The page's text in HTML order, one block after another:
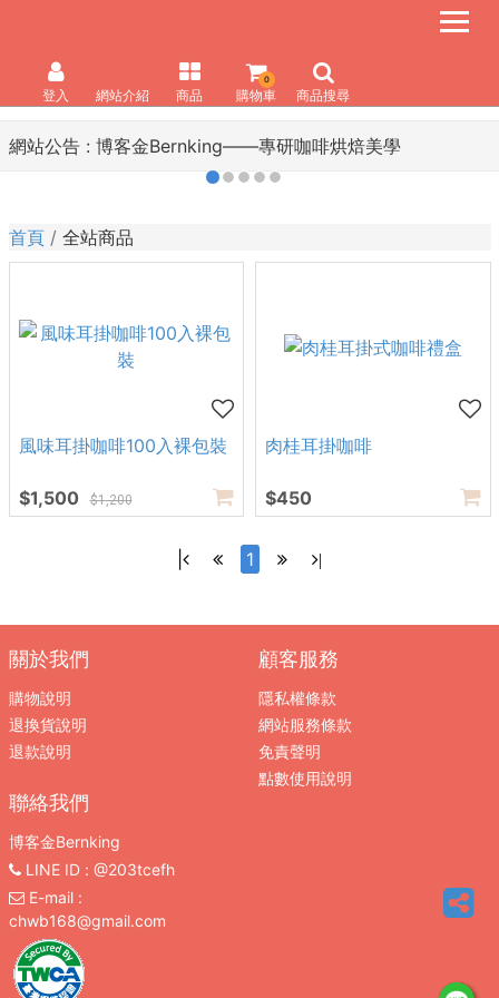
網站公告 : 博客金Bernking――專研咖啡烘焙美學
登入 網站介紹 商品 購物車
0
商品搜尋
首頁 全站商品
風味耳掛咖啡100入裸包裝
$1,500 $1,200
肉桂耳掛咖啡
$450
1 |
關於我們
購物說明
退換貨說明
退款說明
顧客服務
隱私權條款
網站服務條款
免責聲明
點數使用說明
聯絡我們
博客金Bernking
LINE ID: @203tcefh
E-mail:
chwb168@gmail.com